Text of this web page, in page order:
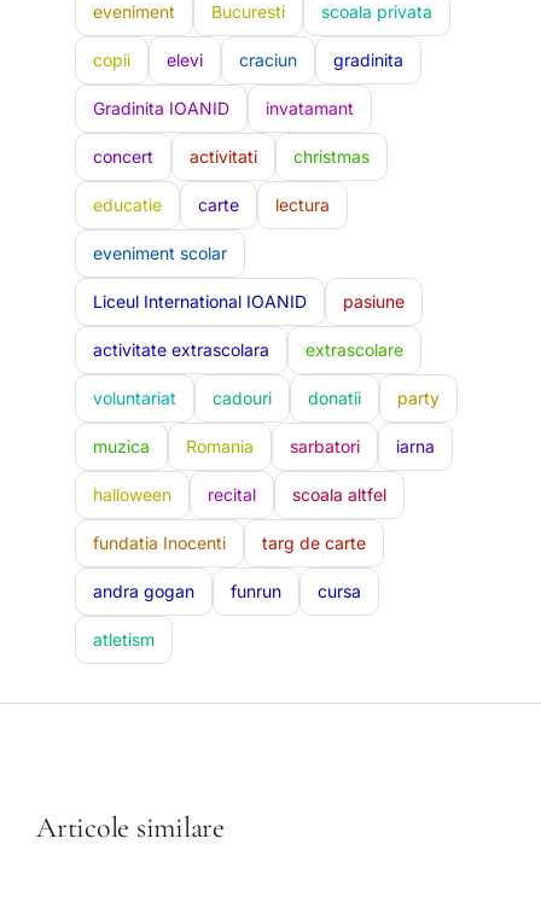
eveniment Bucuresti scoala privata
copii elevi craciun gradinita
Gradinita IOANID invatamant
concert activitati christmas
educatie carte lectura
eveniment scolar
Liceul International IOANID pasiune
activitate extrascolara extrascolare
voluntariat cadouri donatii party
muzica Romania sarbatori iarna
halloween recital scoala altfel
fundatia Inocenti targ de carte
andra gogan funrun cursa
atletism
Articole similare